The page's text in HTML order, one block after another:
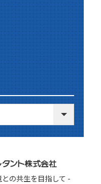
の共生を目指して -